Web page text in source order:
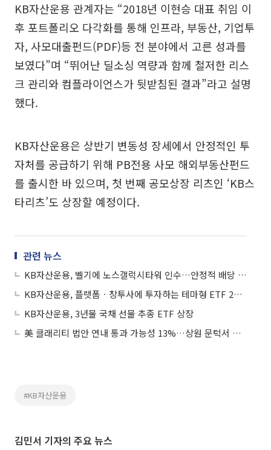
KB자산운용 관계자는 “2018년 이현승 대표 취임 이
후 포트폴리오 다각화를 통해 인프라, 부동산, 기업투
자, 사모대출펀드(PDF)등 전 분야에서 고른 성과를
보였다”며 “뛰어난 딜소싱 역량과 함께 철저한 리스
크 관리와 컴플라이언스가 뒷받침된 결과”라고 설명
했다.
KB자산운용은 상반기 변동성 장세에서 안정적인 투
자처를 공급하기 위해 PB전용 사모 해외부동산펀드
를 출시한 바 있으며, 첫 번째 공모상장 리츠인 ‘KB스
타리츠’도 상장할 예정이다.
관련 뉴스
KB자산운용, 벨기에 노스갤럭시타워 인수…안정적 배당 기대
KB자산운용, 플랫폼ㆍ창투사에 투자하는 테마형 ETF 2종 출시
KB자산운용, 3년물 국채 선물 추종 ETF 상장
美 클래리티 법안 연내 통과 가능성 13%…상원 문턱서 제동
#KB자산운용
김민서 기자의 주요 뉴스